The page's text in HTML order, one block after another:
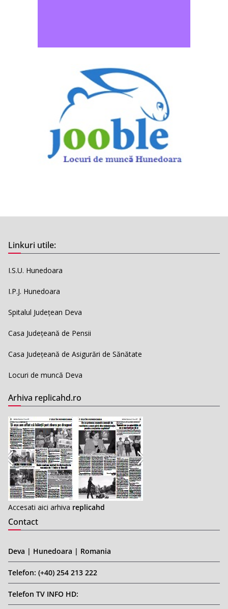
Linkuri utile:
I.S.U. Hunedoara
I.P.J. Hunedoara
Spitalul Județean Deva
Casa Județeană de Pensii
Casa Județeană de Asigurări de Sănătate
Locuri de muncă Deva
Arhiva replicahd.ro
Accesati aici arhiva replicahd
Contact
Deva | Hunedoara | Romania
Telefon: (+40) 254 213 222
Telefon TV INFO HD: